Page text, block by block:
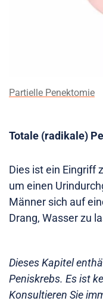
Partielle Penektomie
Totale (radikale)
Dies ist ein Eingriff
um einen
Männer sich auf
Drang, Wasser zu
Dieses Kapitel
Peniskrebs. Es ist
Konsultieren Sie